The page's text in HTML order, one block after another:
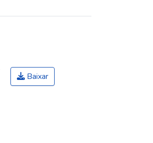
Baixar